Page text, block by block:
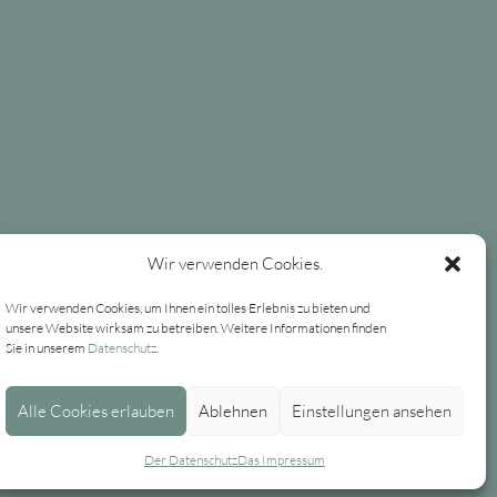
Wir verwenden Cookies.
Wir verwenden Cookies, um Ihnen ein tolles Erlebnis zu bieten und
unsere Website wirksam zu betreiben. Weitere Informationen finden
Sie in unserem Datenschutz.
Alle Cookies erlauben Ablehnen Einstellungen ansehen
Der DatenschutzDas Impressum